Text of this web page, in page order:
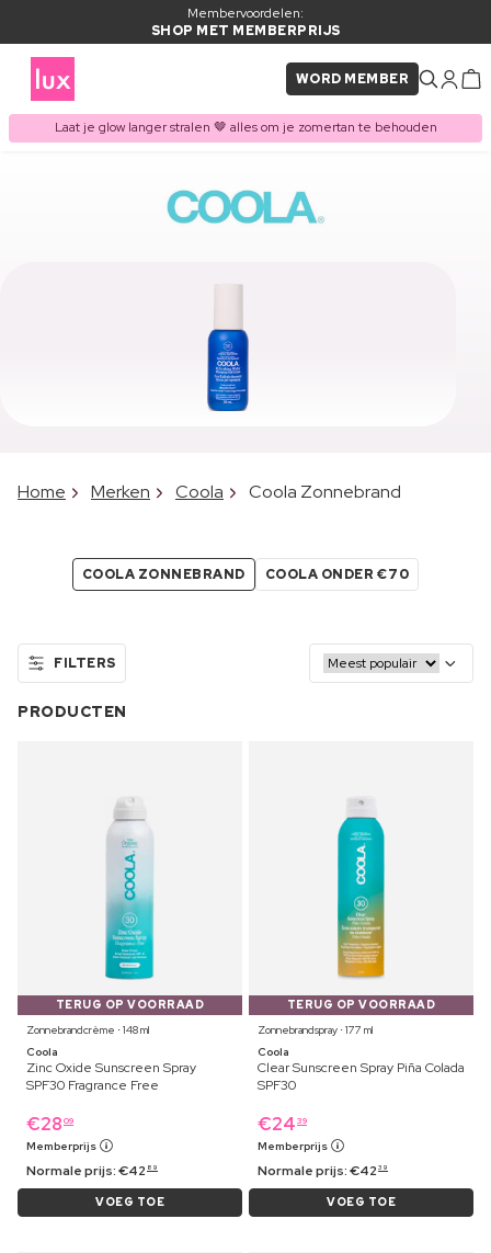
Membervoordelen:
SHOP MET MEMBERPRIJS
WORD MEMBER
Laat je glow langer stralen 🤎 alles om je zomertan te behouden
Home Merken Coola Coola Zonnebrand
COOLA ZONNEBRAND COOLA ONDER €70
FILTERS
PRODUCTEN
TERUG OP VOORRAAD
Zonnebrandcrème ⋅ 148 ml
Coola
Zinc Oxide Sunscreen Spray
SPF30 Fragrance Free
€28 09
Memberprijs
Normale prijs:€42 89
VOEG TOE
TERUG OP VOORRAAD
Zonnebrandspray ⋅ 177 ml
Coola
Clear Sunscreen Spray Piña Colada
SPF30
€24 39
Memberprijs
Normale prijs:€42 39
VOEG TOE